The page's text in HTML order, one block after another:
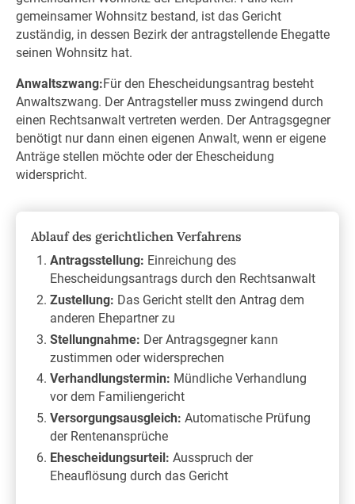
gemeinsamer Wohnsitz bestand, ist das Gericht
zuständig, in dessen Bezirk der antragstellende Ehegatte
seinen Wohnsitz hat.
Anwaltszwang:Für den Ehescheidungsantrag besteht
Anwaltszwang. Der Antragsteller muss zwingend durch
einen Rechtsanwalt vertreten werden. Der Antragsgegner
benötigt nur dann einen eigenen Anwalt, wenn er eigene
Anträge stellen möchte oder der Ehescheidung
widerspricht.
Ablauf des gerichtlichen Verfahrens
Antragsstellung: Einreichung des
Ehescheidungsantrags durch den Rechtsanwalt
Zustellung: Das Gericht stellt den Antrag dem
anderen Ehepartner zu
Stellungnahme: Der Antragsgegner kann
zustimmen oder widersprechen
Verhandlungstermin: Mündliche Verhandlung
vor dem Familiengericht
Versorgungsausgleich: Automatische Prüfung
der Rentenansprüche
Ehescheidungsurteil: Ausspruch der
Eheauflösung durch das Gericht